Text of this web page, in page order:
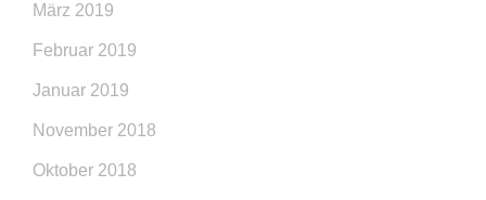
März 2019
Februar 2019
Januar 2019
November 2018
Oktober 2018